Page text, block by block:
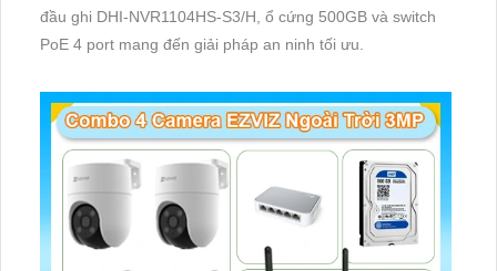
đầu ghi DHI-NVR1104HS-S3/H, ổ cứng 500GB và switch
PoE 4 port mang đến giải pháp an ninh tối ưu.